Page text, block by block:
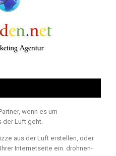
wenn es um
der Luft geht.
aus der Luft erstellen, oder
Internetseite ein. drohnen-